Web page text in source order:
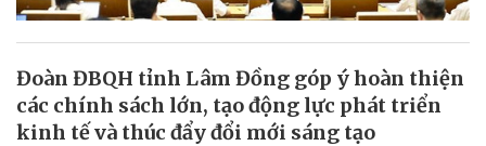
Đoàn ĐBQH tỉnh Lâm Đồng góp ý hoàn thiện
các chính sách lớn, tạo động lực phát triển
kinh tế và thúc đẩy đổi mới sáng tạo